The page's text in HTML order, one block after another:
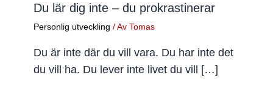
Du lär dig inte – du prokrastinerar
Personlig utveckling / Av Tomas
Du är inte där du vill vara. Du har inte det
du vill ha. Du lever inte livet du vill […]